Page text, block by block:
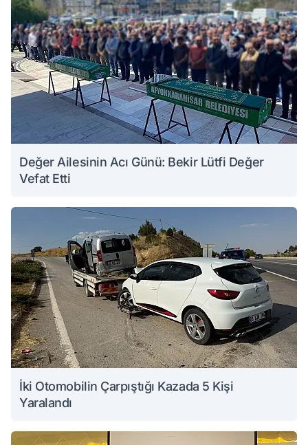
Değer Ailesinin Acı Günü: Bekir Lütfi Değer
Vefat Etti
İki Otomobilin Çarpıştığı Kazada 5 Kişi
Yaralandı